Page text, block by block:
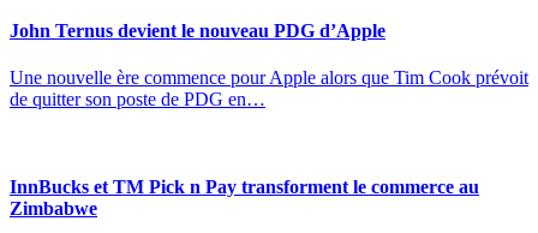
John Ternus devient le nouveau PDG d’Apple
Une nouvelle ère commence pour Apple alors que Tim Cook prévoit
de quitter son poste de PDG en…
InnBucks et TM Pick n Pay transforment le commerce au
Zimbabwe